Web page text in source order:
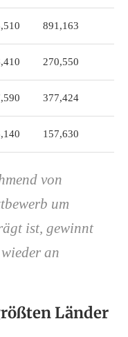
891,163
270,550
377,424
157,630
von
um
ist, gewinnt
an
Länder